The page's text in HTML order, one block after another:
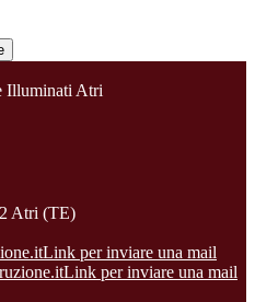
Illuminati Atri
Atri (TE)
Link per inviare una mail
Link per inviare una mail